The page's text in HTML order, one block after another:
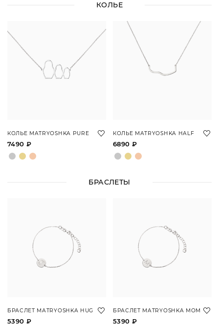
КОЛЬЕ
КОЛЬЕ MATRYOSHKA PURE
7490 ₽
КОЛЬЕ MATRYOSHKA HALF
6890 ₽
БРАСЛЕТЫ
БРАСЛЕТ MATRYOSHKA HUG
5390 ₽
БРАСЛЕТ MATRYOSHKA MOM
5390 ₽